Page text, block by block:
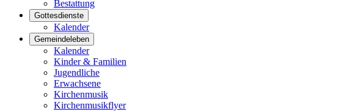
Bestattung
Gottesdienste
Kalender
Gemeindeleben
Kalender
Kinder & Familien
Jugendliche
Erwachsene
Kirchenmusik
Kirchenmusikflyer